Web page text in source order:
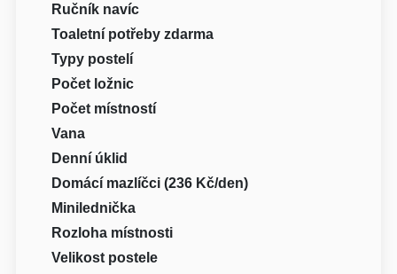
Ručník navíc
Toaletní potřeby zdarma
Typy postelí
Počet ložnic
Počet místností
Vana
Denní úklid
Domácí mazlíčci (236 Kč/den)
Minilednička
Rozloha místnosti
Velikost postele